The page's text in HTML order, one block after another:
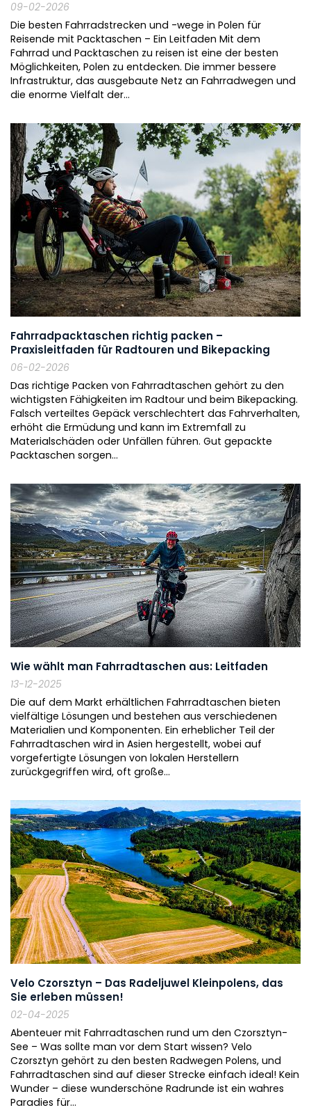
09-02-2026
Die besten Fahrradstrecken und -wege in Polen für
Reisende mit Packtaschen – Ein Leitfaden Mit dem
Fahrrad und Packtaschen zu reisen ist eine der besten
Möglichkeiten, Polen zu entdecken. Die immer bessere
Infrastruktur, das ausgebaute Netz an Fahrradwegen und
die enorme Vielfalt der...
Fahrradpacktaschen richtig packen –
Praxisleitfaden für Radtouren und Bikepacking
06-02-2026
Das richtige Packen von Fahrradtaschen gehört zu den
wichtigsten Fähigkeiten im Radtour und beim Bikepacking.
Falsch verteiltes Gepäck verschlechtert das Fahrverhalten,
erhöht die Ermüdung und kann im Extremfall zu
Materialschäden oder Unfällen führen. Gut gepackte
Packtaschen sorgen...
Wie wählt man Fahrradtaschen aus: Leitfaden
13-12-2025
Die auf dem Markt erhältlichen Fahrradtaschen bieten
vielfältige Lösungen und bestehen aus verschiedenen
Materialien und Komponenten. Ein erheblicher Teil der
Fahrradtaschen wird in Asien hergestellt, wobei auf
vorgefertigte Lösungen von lokalen Herstellern
zurückgegriffen wird, oft große...
Velo Czorsztyn – Das Radeljuwel Kleinpolens, das
Sie erleben müssen!
02-04-2025
Abenteuer mit Fahrradtaschen rund um den Czorsztyn-
See – Was sollte man vor dem Start wissen? Velo
Czorsztyn gehört zu den besten Radwegen Polens, und
Fahrradtaschen sind auf dieser Strecke einfach ideal! Kein
Wunder – diese wunderschöne Radrunde ist ein wahres
Paradies für...